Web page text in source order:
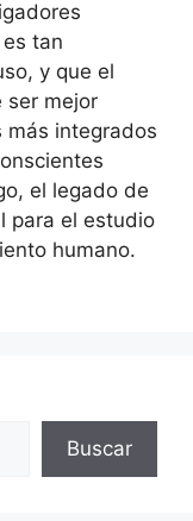
tan
y que el
ser mejor
integrados
el legado de
para el estudio
humano.
Buscar